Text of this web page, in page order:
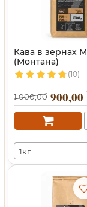
Кава в зернах
(Монтана)
(10)
1 000,00 900,00
1кг